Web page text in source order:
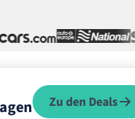
Zu den Deals